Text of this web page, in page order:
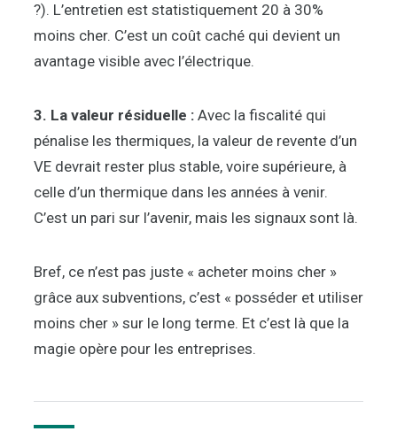
?). L’entretien est statistiquement 20 à 30%
moins cher. C’est un coût caché qui devient un
avantage visible avec l’électrique.
3. La valeur résiduelle : Avec la fiscalité qui
pénalise les thermiques, la valeur de revente d’un
VE devrait rester plus stable, voire supérieure, à
celle d’un thermique dans les années à venir.
C’est un pari sur l’avenir, mais les signaux sont là.
Bref, ce n’est pas juste « acheter moins cher »
grâce aux subventions, c’est « posséder et utiliser
moins cher » sur le long terme. Et c’est là que la
magie opère pour les entreprises.